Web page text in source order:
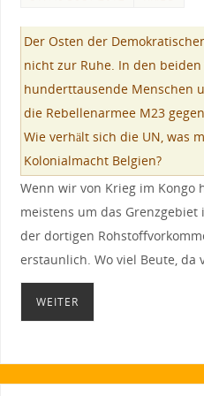
Der Osten der
nicht zur Ruhe. In den
hunderttausende Menschen
die Rebellenarmee M23
Wie verhält sich die UN, was
Kolonialmacht Belgien?
Wenn wir von Krieg im Kongo
meistens um das
der dortigen
erstaunlich. Wo viel Beute, da
WEITER